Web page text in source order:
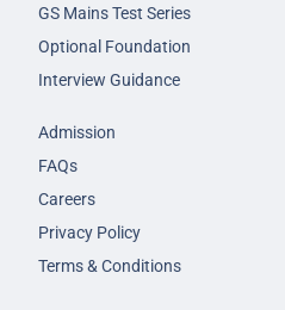
GS Mains Test Series
Optional Foundation
Interview Guidance
Admission
FAQs
Careers
Privacy Policy
Terms & Conditions